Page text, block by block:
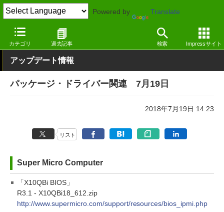
Powered by Translate
カテゴリ 過去記事 検索 Impressサイト
窓の杜 その他の話題 アップデート
アップデート情報
パッケージ・ドライバー関連 7月19日
2018年7月19日 14:23
リスト
Super Micro Computer
「X10QBi BIOS」
R3.1 - X10QBi18_612.zip
http://www.supermicro.com/support/resources/bios_ipmi.php